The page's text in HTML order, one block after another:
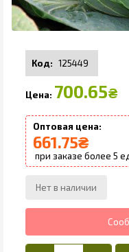
125449
700.65₴
661.75₴
5